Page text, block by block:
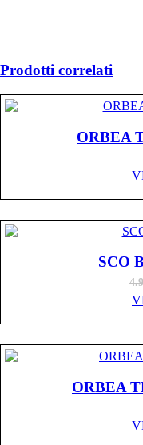
Prodotti correlati
ORBEA
SCO
ORBEA